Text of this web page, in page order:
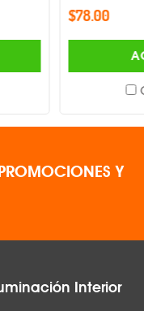
AGREGAR
Comparar
Y
Interior